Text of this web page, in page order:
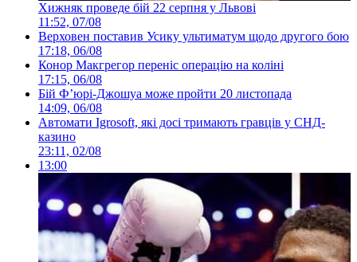
Хижняк проведе бій 22 серпня у Львові
11:52, 07/08
Верховен поставив Усику ультиматум щодо другого бою
17:18, 06/08
Конор Макгрегор переніс операцію на коліні
17:15, 06/08
Бій Ф’юрі-Джошуа може пройти 20 листопада
14:09, 06/08
Автомати Igrosoft, які досі тримають гравців у СНД-
казино
23:11, 02/08
13:00